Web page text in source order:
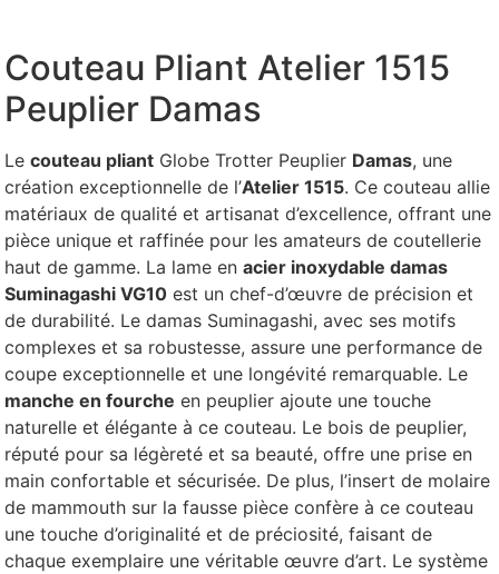
Couteau Pliant Atelier 1515
Peuplier Damas
Lecouteau pliant Globe Trotter Peuplier Damas, une
création exceptionnelle de l’Atelier 1515. Ce couteau allie
matériaux de qualité et artisanat d’excellence, offrant une
pièce unique et raffinée pour les amateurs de coutellerie
haut de gamme. La lame enacier inoxydable damas
Suminagashi VG10 est un chef-d’œuvre de précision et
de durabilité. Le damas Suminagashi, avec ses motifs
complexes et sa robustesse, assure une performance de
coupe exceptionnelle et une longévité remarquable. Le
manche en fourche en peuplier ajoute une touche
naturelle et élégante à ce couteau. Le bois de peuplier,
réputé pour sa légèreté et sa beauté, offre une prise en
main confortable et sécurisée. De plus, l’insert de molaire
de mammouth sur la fausse pièce confère à ce couteau
une touche d’originalité et de préciosité, faisant de
chaque exemplaire une véritable œuvre d’art. Le système